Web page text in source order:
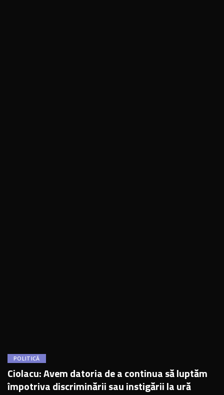
POLITICĂ
Ciolacu: Avem datoria de a continua să luptăm
împotriva discriminării sau instigării la ură